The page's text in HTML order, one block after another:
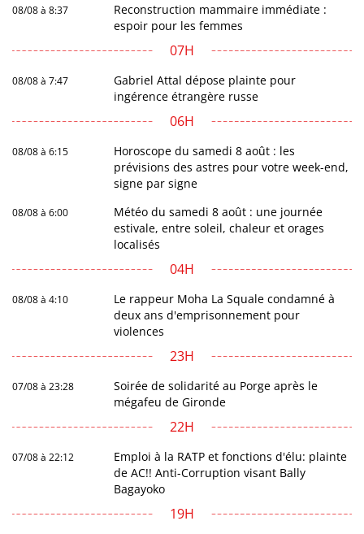
08/08 à 8:37
Reconstruction mammaire immédiate :
espoir pour les femmes
07H
08/08 à 7:47
Gabriel Attal dépose plainte pour
ingérence étrangère russe
06H
08/08 à 6:15
Horoscope du samedi 8 août : les
prévisions des astres pour votre week-end,
signe par signe
08/08 à 6:00
Météo du samedi 8 août : une journée
estivale, entre soleil, chaleur et orages
localisés
04H
08/08 à 4:10
Le rappeur Moha La Squale condamné à
deux ans d'emprisonnement pour
violences
23H
07/08 à 23:28
Soirée de solidarité au Porge après le
mégafeu de Gironde
22H
07/08 à 22:12
Emploi à la RATP et fonctions d'élu: plainte
de AC!! Anti-Corruption visant Bally
Bagayoko
19H